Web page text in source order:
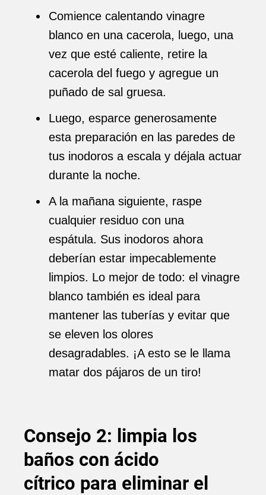
Comience calentando vinagre
blanco en una cacerola, luego, una
vez que esté caliente, retire la
cacerola del fuego y agregue un
puñado de sal gruesa.
Luego, esparce generosamente
esta preparación en las paredes de
tus inodoros a escala y déjala actuar
durante la noche.
A la mañana siguiente, raspe
cualquier residuo con una
espátula. Sus inodoros ahora
deberían estar impecablemente
limpios. Lo mejor de todo: el vinagre
blanco también es ideal para
mantener las tuberías y evitar que
se eleven los olores
desagradables. ¡A esto se le llama
matar dos pájaros de un tiro!
Consejo 2: limpia los
baños con ácido
cítrico para eliminar el